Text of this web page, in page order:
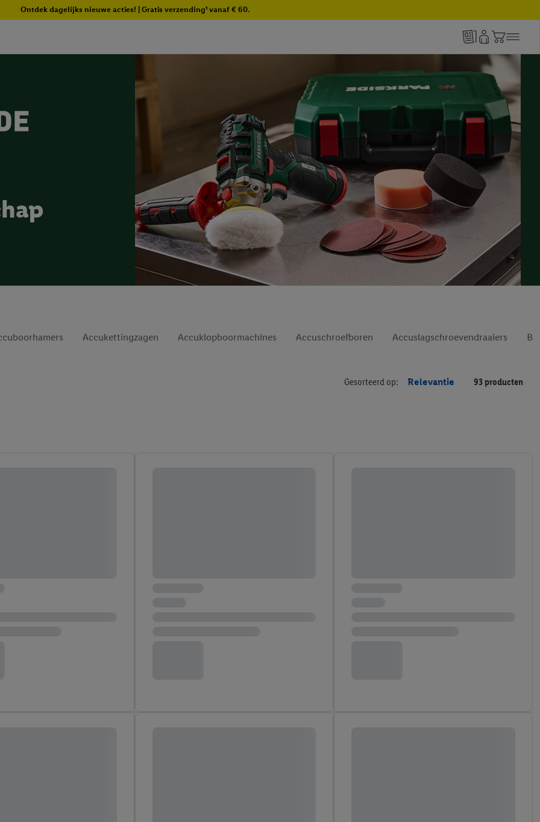
Ontdek dagelijks nieuwe acties! | Gratis verzending¹ vanaf € 60.
Accukettingzagen Accuklopboormachines Accuschroefboren Accuslagschroevendraaiers
Gesorteerd op: Relevantie 93 producten